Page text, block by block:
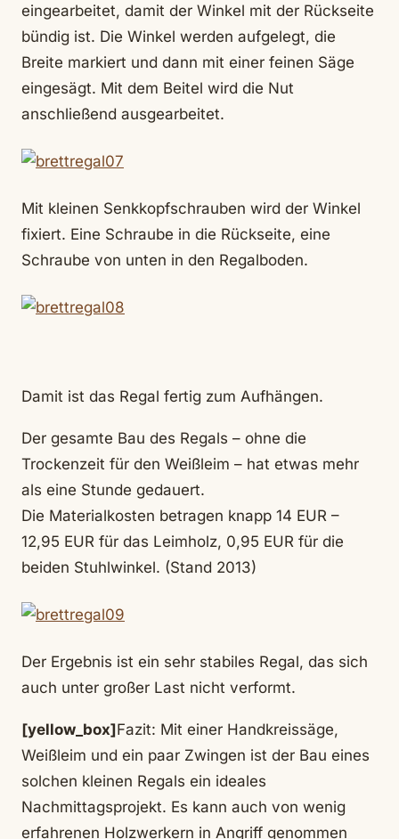
eingearbeitet, damit der Winkel mit der Rückseite
bündig ist. Die Winkel werden aufgelegt, die
Breite markiert und dann mit einer feinen Säge
eingesägt. Mit dem Beitel wird die Nut
anschließend ausgearbeitet.
Mit kleinen Senkkopfschrauben wird der Winkel
fixiert. Eine Schraube in die Rückseite, eine
Schraube von unten in den Regalboden.
Damit ist das Regal fertig zum Aufhängen.
Der gesamte Bau des Regals – ohne die
Trockenzeit für den Weißleim – hat etwas mehr
als eine Stunde gedauert.
Die Materialkosten betragen knapp 14 EUR –
12,95 EUR für das Leimholz, 0,95 EUR für die
beiden Stuhlwinkel. (Stand 2013)
Der Ergebnis ist ein sehr stabiles Regal, das sich
auch unter großer Last nicht verformt.
[yellow_box]Fazit: Mit einer Handkreissäge,
Weißleim und ein paar Zwingen ist der Bau eines
solchen kleinen Regals ein ideales
Nachmittagsprojekt. Es kann auch von wenig
erfahrenen Holzwerkern in Angriff genommen